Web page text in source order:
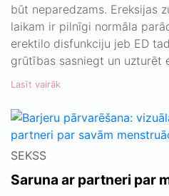
būt neparedzams. Ereksijas
laikam ir pilnīgi normāla
erektilo disfunkciju jeb ED
grūtības sasniegt un uzturēt
Lasīt vairāk
SEKSS
Saruna ar partneri par